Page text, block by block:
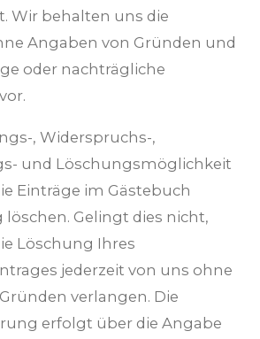
Wir behalten uns die
Angaben von Gründen und
oder nachträgliche
, Widerspruchs-,
und Löschungsmöglichkeit
Einträge im Gästebuch
löschen. Gelingt dies nicht,
Löschung Ihres
jederzeit von uns ohne
verlangen. Die
erfolgt über die Angabe